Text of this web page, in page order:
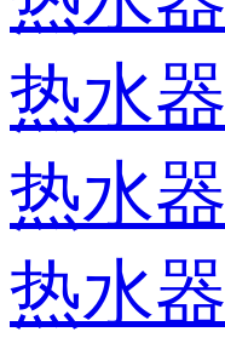
热水器
热水器
热水器